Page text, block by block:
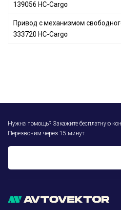
139056 HC-Cargo
Привод с механизмом
333720 HC-Cargo
Нужна помощь? Закажите бесплатную
Перезвоним через 15 минут.